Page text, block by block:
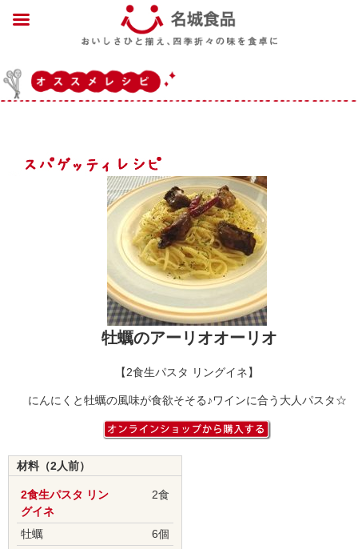
牡蠣のアーリオオーリオ
【2食生パスタ リングイネ】
にんにくと牡蠣の風味が食欲そそる♪ワインに合う大人パスタ☆
材料（2人前）
2食生パスタ リン
グイネ
2食
牡蠣
6個